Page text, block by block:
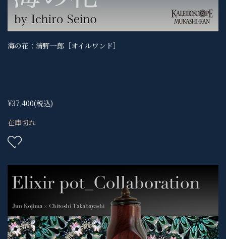
海の花：清野一郎［オイルワンド］
¥37,400(税込)
在庫切れ